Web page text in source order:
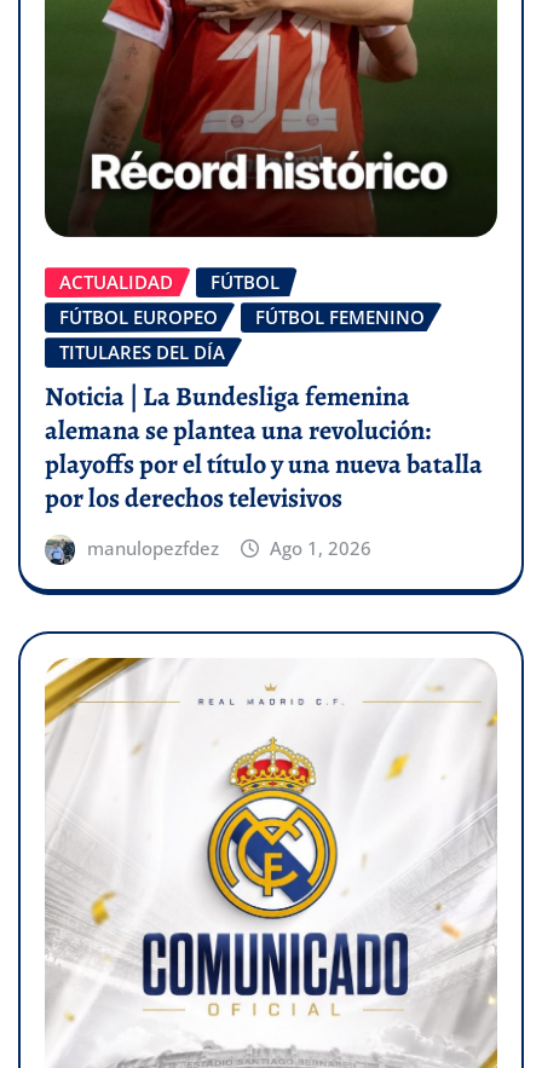
ACTUALIDAD
FÚTBOL
FÚTBOL EUROPEO
FÚTBOL FEMENINO
TITULARES DEL DÍA
Noticia | La Bundesliga femenina
alemana se plantea una revolución:
playoffs por el título y una nueva batalla
por los derechos televisivos
manulopezfdez Ago 1, 2026